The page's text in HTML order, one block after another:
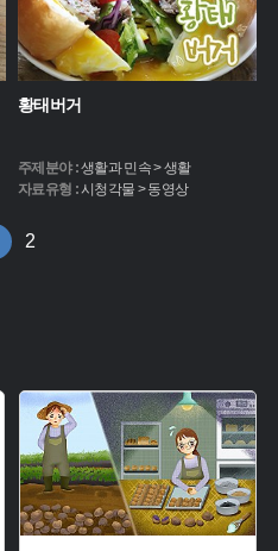
황태버거
주제분야 :생활과 민속 > 생활
자료유형 :시청각물 > 동영상
2